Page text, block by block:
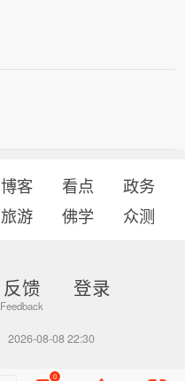
博客 看点
政务
旅游 佛学 众测
反馈 登录
2026-08-08 22:30
0